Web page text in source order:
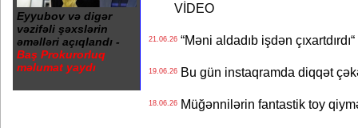
Eyyubov və digər
vəzifəli şəxslərin
əməlləri açıqlandı -
Baş Prokurorluq
məlumat yaydı
VİDEO
21.06.26“Məni aldadıb işdən
19.06.26Bu gün instaqramda diqqət
18.06.26Müğənnilərin fantastik toy